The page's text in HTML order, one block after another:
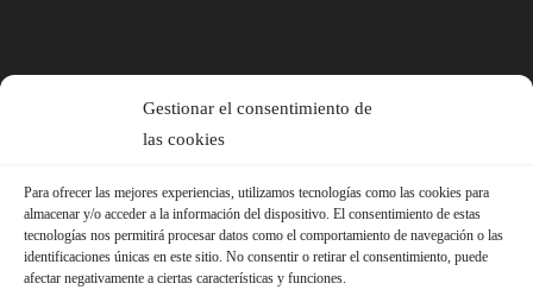
Gestionar el consentimiento de
las cookies
Para ofrecer las mejores experiencias, utilizamos tecnologías como las cookies para
almacenar y/o acceder a la información del dispositivo. El consentimiento de estas
tecnologías nos permitirá procesar datos como el comportamiento de navegación o las
identificaciones únicas en este sitio. No consentir o retirar el consentimiento, puede
afectar negativamente a ciertas características y funciones.